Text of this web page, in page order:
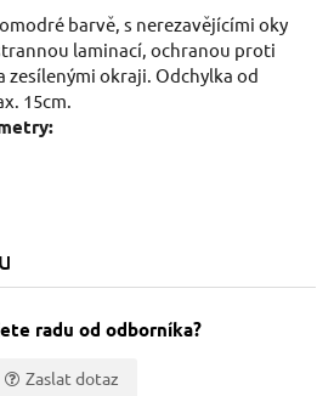
barvě, s nerezavějícími oky
laminací, ochranou proti
okraji. Odchylka od
15cm.
radu od odborníka?
Zaslat dotaz